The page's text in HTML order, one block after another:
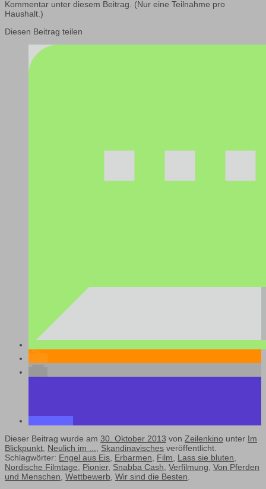
Kommentar unter diesem Beitrag. (Nur eine Teilnahme pro
Haushalt.)
Diesen Beitrag teilen
Dieser Beitrag wurde am 30. Oktober 2013 von Zeilenkino unter Im
Blickpunkt Neulich im ... Skandinavisches veröffentlicht.
Schlagwörter: Engel aus Eis Erbarmen Film Lass sie bluten
Nordische Filmtage
Pionier, Snabba Cash Verfilmung Von Pferden
und Menschen Wettbewerb Wir sind die Besten